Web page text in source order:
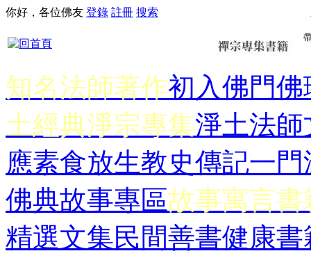
你好，各位佛友 登錄 註冊 搜索
知名法師著作初入佛門佛
土經典淨宗專集淨土法師
應素食放生教史傳記一門
佛典故事專區故事寓言書
精選文集民間善書健康書